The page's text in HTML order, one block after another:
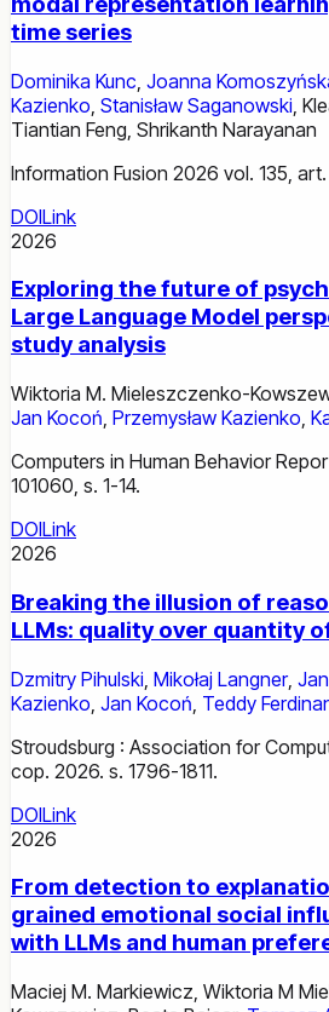
time series
Dominika Kunc Joanna
Kazienko Stanisław Saganowski
Tiantian Feng Shrikanth Narayanan
Information Fusion 2026 vol. 135, art.
DOILink
2026
Exploring the future of
Large Language Model
study analysis
Wiktoria M. Mieleszczenko-
Jan Kocoń, Przemysław Kazienko,
Computers in Human Behavior
101060, s. 1-14.
DOILink
2026
Breaking the illusion of
LLMs: quality over quantity
Dzmitry Pihulski Mikołaj Langner,
Kazienko Jan Kocoń Teddy
Stroudsburg : Association for
cop. 2026. s. 1796-1811.
DOILink
2026
From detection to
grained emotional social
with LLMs and human
Maciej M. Markiewicz Wiktoria M